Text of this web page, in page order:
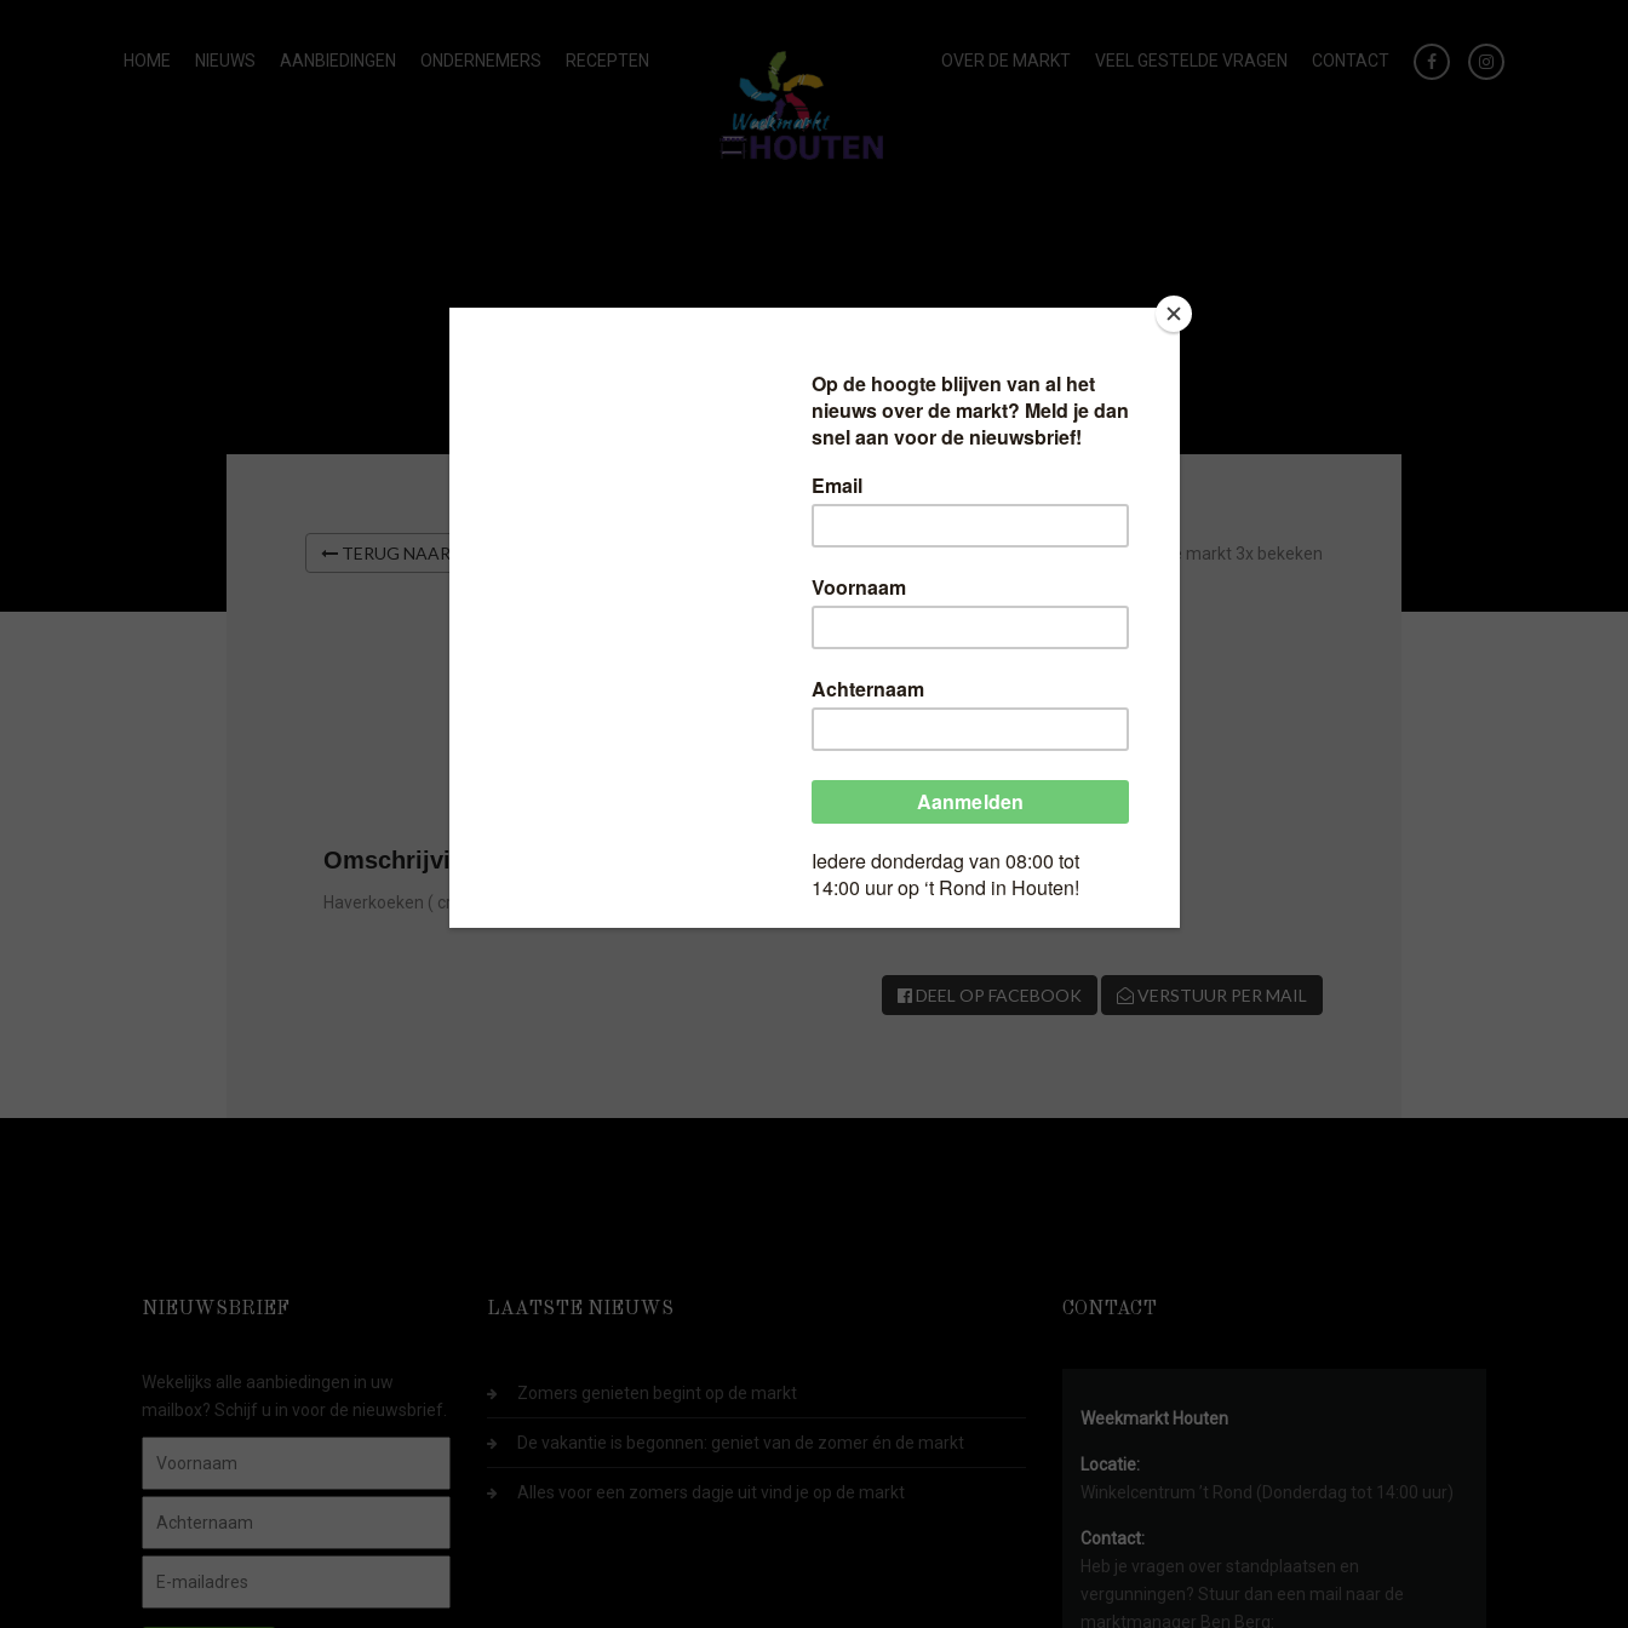
HOME NIEUWS AANBIEDINGEN ONDERNEMERS RECEPTEN OVER DE MARKT VEEL GESTELDE VRAGEN CONTACT
TERUG NAAR OVERZICHT Sinds laatste markt 3x bekeken
Haverkoeken 5 voor 5,00
Omschrijving
Haverkoeken ( cranberry rozijnen & appel kaneel) 5 voor 5,00
DEEL OP FACEBOOK VERSTUUR PER MAIL
NIEUWSBRIEF
Wekelijks alle aanbiedingen in uw
mailbox? Schijf u in voor de nieuwsbrief.
LAATSTE NIEUWS
Zomers genieten begint op de markt
De vakantie is begonnen: geniet van de zomer én de markt
Alles voor een zomers dagje uit vind je op de markt
CONTACT
Weekmarkt Houten
Locatie:
Winkelcentrum ’t Rond (Donderdag tot 14:00 uur)
Contact:
Heb je vragen over standplaatsen en
vergunningen? Stuur dan een mail naar de
marktmanager Ben Berg: